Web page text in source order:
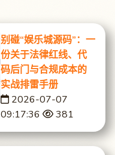
别碰“娱乐城源码”：一
份关于法律红线、代
码后门与合规成本的
实战排雷手册
2026-07-07
09:17:36
381